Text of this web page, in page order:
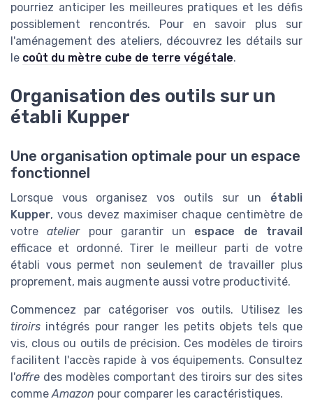
pourriez anticiper les meilleures pratiques et les défis
possiblement rencontrés. Pour en savoir plus sur
l'aménagement des ateliers, découvrez les détails sur
le coût du mètre cube de terre végétale.
Organisation des outils sur un
établi Kupper
Une organisation optimale pour un espace
fonctionnel
Lorsque vous organisez vos outils sur un établi
Kupper, vous devez maximiser chaque centimètre de
votreatelierpour garantir un espace de travail
efficace et ordonné. Tirer le meilleur parti de votre
établi vous permet non seulement de travailler plus
proprement, mais augmente aussi votre productivité.
Commencez par catégoriser vos outils. Utilisez les
tiroirs intégrés pour ranger les petits objets tels que
vis, clous ou outils de précision. Ces modèles de tiroirs
facilitent l'accès rapide à vos équipements. Consultez
l'offre des modèles comportant des tiroirs sur des sites
comme Amazon pour comparer les caractéristiques.